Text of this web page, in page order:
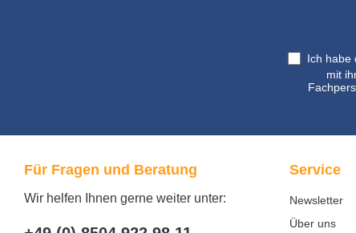
Ich habe
mit
Für Fragen und Beratung
Wir helfen Ihnen gerne weiter unter:
Service
Newsletter
Über uns